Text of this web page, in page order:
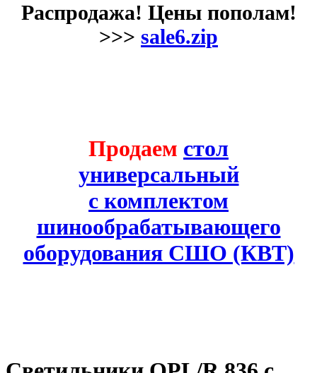
Распродажа! Цены пополам!
>>> sale6.zip
Продаем стол
универсальный
с комплектом
шинообрабатывающего
оборудования СШО (КВТ)